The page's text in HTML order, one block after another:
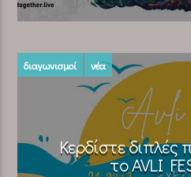
διαγωνισμοί νέα
Κερδίστε διπλές
το AVLI